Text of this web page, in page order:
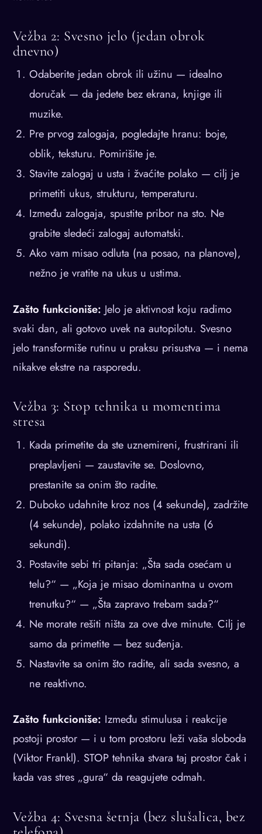
Vežba 2: Svesno jelo (jedan obrok
dnevno)
Odaberite jedan obrok ili užinu — idealno
doručak — da jedete bez ekrana, knjige ili
muzike.
Pre prvog zalogaja, pogledajte hranu: boje,
oblik, teksturu. Pomirišite je.
Stavite zalogaj u usta i žvaćite polako — cilj je
primetiti ukus, strukturu, temperaturu.
Između zalogaja, spustite pribor na sto. Ne
grabite sledeći zalogaj automatski.
Ako vam misao odluta (na posao, na planove),
nežno je vratite na ukus u ustima.
Zašto funkcioniše: Jelo je aktivnost koju radimo
svaki dan, ali gotovo uvek na autopilotu. Svesno
jelo transformiše rutinu u praksu prisustva — i nema
nikakve ekstre na rasporedu.
Vežba 3: Stop tehnika u momentima
stresa
Kada primetite da ste uznemireni, frustrirani ili
preplavljeni — zaustavite se. Doslovno,
prestanite sa onim što radite.
Duboko udahnite kroz nos (4 sekunde), zadržite
(4 sekunde), polako izdahnite na usta (6
sekundi).
Postavite sebi tri pitanja: „Šta sada osećam u
telu?“ — „Koja je misao dominantna u ovom
trenutku?“ — „Šta zapravo trebam sada?“
Ne morate rešiti ništa za ove dve minute. Cilj je
samo da primetite — bez suđenja.
Nastavite sa onim što radite, ali sada svesno, a
ne reaktivno.
Zašto funkcioniše: Između stimulusa i reakcije
postoji prostor — i u tom prostoru leži vaša sloboda
(Viktor Frankl). STOP tehnika stvara taj prostor čak i
kada vas stres „gura“ da reagujete odmah.
Vežba 4: Svesna šetnja (bez slušalica, bez